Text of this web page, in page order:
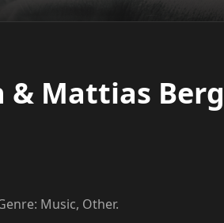
& Mattias
Music, Other.